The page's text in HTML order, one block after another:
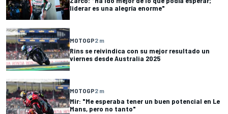
liderar es una alegría enorme"
MOTOGP2 m
Rins se reivindica con su mejor resultado un
viernes desde Australia 2025
MOTOGP2 m
Mir: "Me esperaba tener un buen potencial en Le
Mans, pero no tanto"